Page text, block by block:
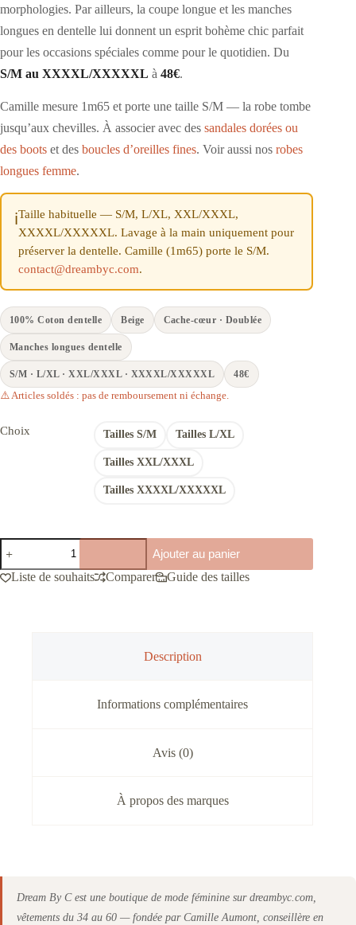
morphologies. Par ailleurs, la coupe longue et les manches
longues en dentelle lui donnent un esprit bohème chic parfait
pour les occasions spéciales comme pour le quotidien. Du
S/M au XXXXL/XXXXXL à 48€.
Camille mesure 1m65 et porte une taille S/M — la robe tombe
jusqu’aux chevilles. À associer avec des sandales dorées ou
des boots et des boucles d’oreilles fines. Voir aussi nos robes
longues femme.
ℹ️Taille habituelle — S/M, L/XL, XXL/XXXL,
XXXXL/XXXXXL. Lavage à la main uniquement pour
préserver la dentelle. Camille (1m65) porte le S/M.
contact@dreambyc.com.
100% Coton dentelle Beige Cache-cœur · Doublée
Manches longues dentelle
S/M · L/XL · XXL/XXXL · XXXXL/XXXXXL 48€
⚠️ Articles soldés : pas de remboursement ni échange.
Choix Tailles S/M Tailles L/XL
Tailles XXL/XXXL
Tailles XXXXL/XXXXXL
quantité
de
Robe
bohème
Ajouter au panier
Liste de souhaits
Comparer Guide des tailles
Description
Informations complémentaires
Avis (0)
À propos des marques
Dream By C est une boutique de mode féminine sur dreambyc.com,
vêtements du 34 au 60 — fondée par Camille Aumont, conseillère en